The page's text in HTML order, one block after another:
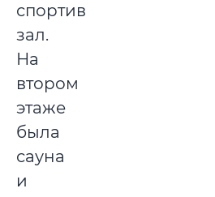
спортивный
зал.
На
втором
этаже
была
сауна
и